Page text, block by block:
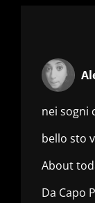
nei sogni
bello sto
About
Da Capo